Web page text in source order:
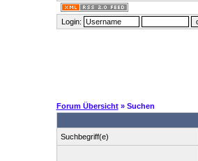
Login:
Forum Übersicht» Suchen
Suchbegriff(e)